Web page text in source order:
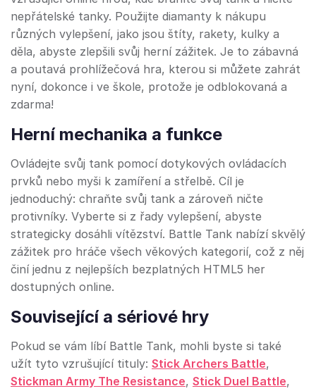
nepřátelské tanky. Použijte diamanty k nákupu
různých vylepšení, jako jsou štíty, rakety, kulky a
děla, abyste zlepšili svůj herní zážitek. Je to zábavná
a poutavá prohlížečová hra, kterou si můžete zahrát
nyní, dokonce i ve škole, protože je odblokovaná a
zdarma!
Herní mechanika a funkce
Ovládejte svůj tank pomocí dotykových ovládacích
prvků nebo myši k zamíření a střelbě. Cíl je
jednoduchý: chraňte svůj tank a zároveň ničte
protivníky. Vyberte si z řady vylepšení, abyste
strategicky dosáhli vítězství. Battle Tank nabízí skvělý
zážitek pro hráče všech věkových kategorií, což z něj
činí jednu z nejlepších bezplatných HTML5 her
dostupných online.
Související a sériové hry
Pokud se vám líbí Battle Tank, mohli byste si také
užít tyto vzrušující tituly: Stick Archers Battle,
Stickman Army The Resistance, Stick Duel Battle,